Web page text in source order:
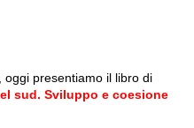
oggi presentiamo il libro di
sud. Sviluppo e coesione